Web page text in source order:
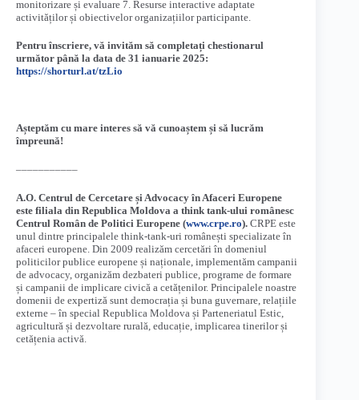
monitorizare și evaluare 7. Resurse interactive adaptate
activităților și obiectivelor organizațiilor participante.
Pentru înscriere, vă invităm să completați chestionarul
următor până la data de 31 ianuarie 2025:
https://shorturl.at/tzLio
Așteptăm cu mare interes să vă cunoaștem și să lucrăm
împreună!
–––––––––––
A.O. Centrul de Cercetare și Advocacy în Afaceri Europene
este filiala din Republica Moldova a think tank-ului românesc
Centrul Român de Politici Europene (www.crpe.ro). CRPE este
unul dintre principalele think-tank-uri românești specializate în
afaceri europene. Din 2009 realizăm cercetări în domeniul
politicilor publice europene și naționale, implementăm campanii
de advocacy, organizăm dezbateri publice, programe de formare
și campanii de implicare civică a cetățenilor. Principalele noastre
domenii de expertiză sunt democrația și buna guvernare, relațiile
externe – în special Republica Moldova și Parteneriatul Estic,
agricultură și dezvoltare rurală, educație, implicarea tinerilor și
cetățenia activă.